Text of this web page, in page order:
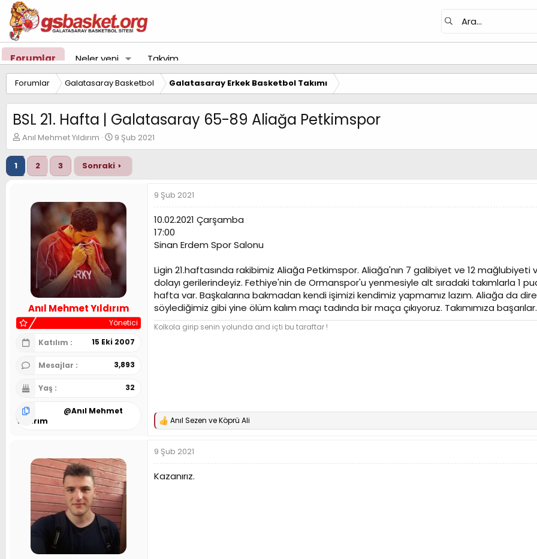
Forumlar Neler yeni Takvim
Forumlar Galatasaray Basketbol Galatasaray Erkek Basketbol Takımı
BSL 21. Hafta | Galatasaray 65-89 Aliağa Petkimspor
K
o
n
u
y
Anıl Mehmet Yıldırım
B
a
ş
l
a
g
ı
ç
a
9 Şub 2021
1 2 3 Sonraki
Anıl Mehmet Yıldırım
Yönetici
Katılım
15 Eki 2007
Mesajlar 3,893
Yaş 32
@Anıl Mehmet
Yıldırım
9 Şub 2021
10.02.2021 Çarşamba
17:00
Sinan Erdem Spor Salonu
Ligin 21.haftasında rakibimiz Aliağa Petkimspor. Aliağa'nın 7 galibiyet ve 12
dolayı gerilerindeyiz. Fethiye'nin de Ormanspor'u yenmesiyle alt sıradaki takımlarla 1
hafta var. Başkalarına bakmadan kendi işimizi kendimiz yapmamız lazım. Aliağa da
söylediğimiz gibi yine ölüm kalım maçı tadında bir maça çıkıyoruz. Takımımıza başarılar.
Kolkola girip senin yolunda and içti bu taraftar !
T
k
i
l
e
Anıl Sezen veKöprü Ali
9 Şub 2021
Kazanırız.